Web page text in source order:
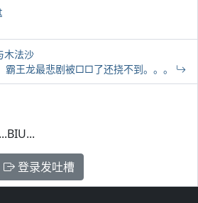
木法沙
霸王龙最悲剧被□□了还挠不到。。。
登录发吐槽